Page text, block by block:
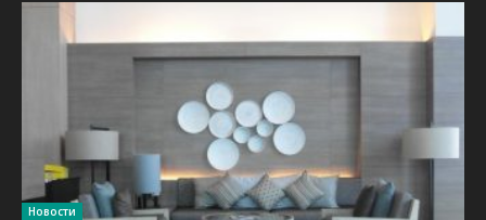
Новости